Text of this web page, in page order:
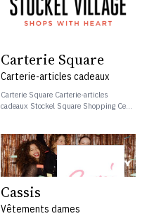
Carterie Square
Carterie-articles cadeaux
Carterie Square Carterie-articles
cadeaux Stockel Square Shopping Ce...
Cassis
Vêtements dames